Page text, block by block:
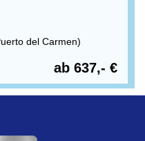
del Carmen)
ab 637,- €